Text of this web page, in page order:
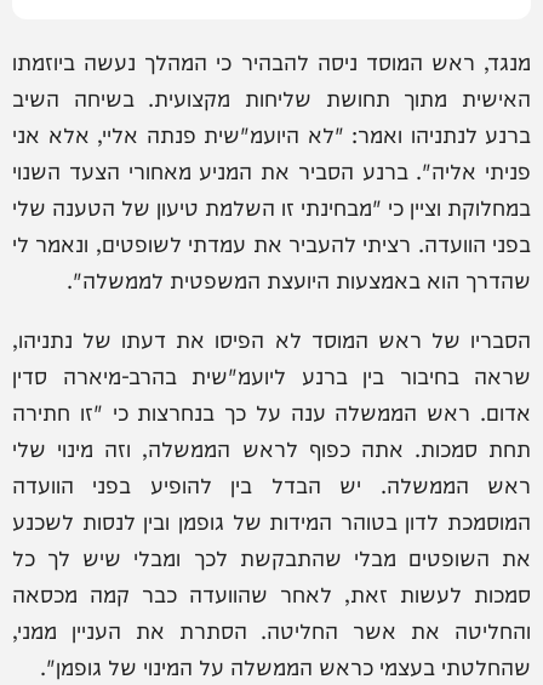
מנגד, ראש המוסד ניסה להבהיר כי המהלך נעשה ביוזמתו
האישית מתוך תחושת שליחות מקצועית. בשיחה השיב
ברנע לנתניהו ואמר: "לא היועמ"שית פנתה אליי, אלא אני
פניתי אליה". ברנע הסביר את המניע מאחורי הצעד השנוי
במחלוקת וציין כי "מבחינתי זו השלמת טיעון של הטענה שלי
בפני הוועדה. רציתי להעביר את עמדתי לשופטים, ונאמר לי
שהדרך הוא באמצעות היועצת המשפטית לממשלה".
הסבריו של ראש המוסד לא הפיסו את דעתו של נתניהו,
שראה בחיבור בין ברנע ליועמ"שית בהרב-מיארה סדין
אדום. ראש הממשלה ענה על כך בנחרצות כי "זו חתירה
תחת סמכות. אתה כפוף לראש הממשלה, וזה מינוי שלי
ראש הממשלה. יש הבדל בין להופיע בפני הוועדה
המוסמכת לדון בטוהר המידות של גופמן ובין לנסות לשכנע
את השופטים מבלי שהתבקשת לכך ומבלי שיש לך כל
סמכות לעשות זאת, לאחר שהוועדה כבר קמה מכסאה
והחליטה את אשר החליטה. הסתרת את העניין ממני,
שהחלטתי בעצמי כראש הממשלה על המינוי של גופמן".